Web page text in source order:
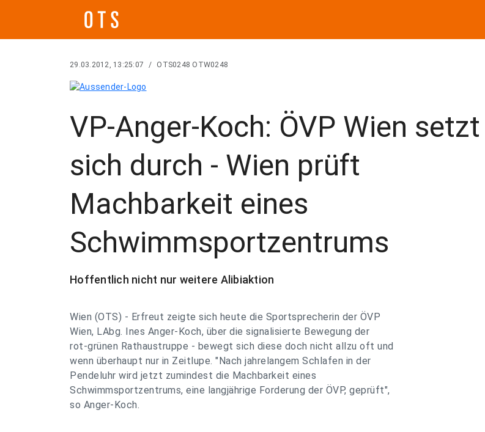
29.03.2012, 13:25:07 / OTS0248 OTW0248
VP-Anger-Koch: ÖVP Wien setzt
sich durch - Wien prüft
Machbarkeit eines
Schwimmsportzentrums
Hoffentlich nicht nur weitere Alibiaktion
Wien (OTS) - Erfreut zeigte sich heute die Sportsprecherin der ÖVP
Wien, LAbg. Ines Anger-Koch, über die signalisierte Bewegung der
rot-grünen Rathaustruppe - bewegt sich diese doch nicht allzu oft und
wenn überhaupt nur in Zeitlupe. "Nach jahrelangem Schlafen in der
Pendeluhr wird jetzt zumindest die Machbarkeit eines
Schwimmsportzentrums, eine langjährige Forderung der ÖVP, geprüft",
so Anger-Koch.